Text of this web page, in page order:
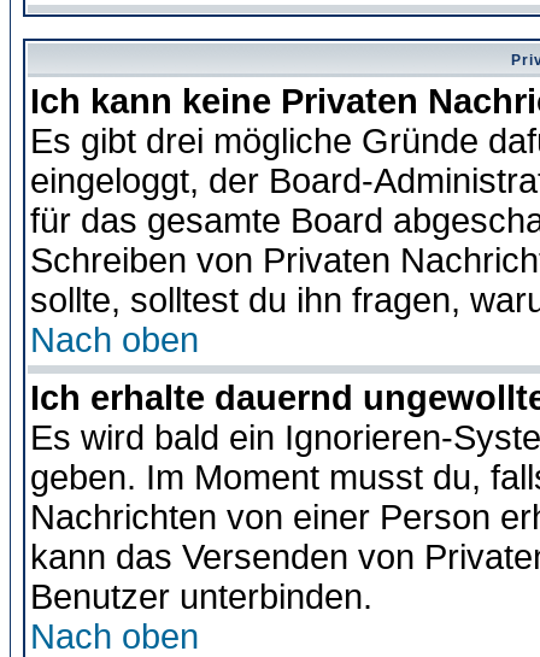
Ich kann keine Privaten
Es gibt drei mögliche Gründe
eingeloggt, der Board-
für das gesamte Board
Schreiben von Privaten
sollte, solltest du ihn fragen,
Nach oben
Ich erhalte dauernd
Es wird bald ein Ignorieren-
geben. Im Moment musst du,
Nachrichten von einer Person
kann das Versenden von
Benutzer unterbinden.
Nach oben